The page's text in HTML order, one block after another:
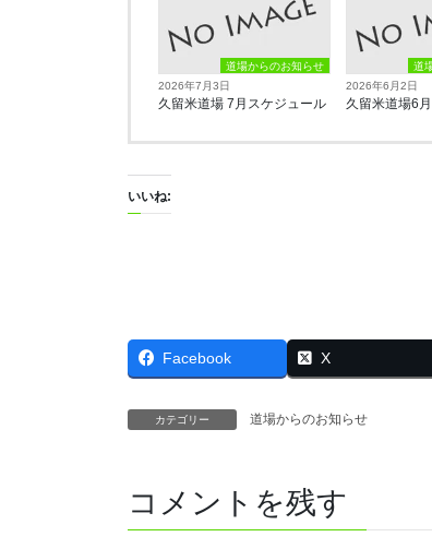
道場からのお知らせ
2026年7月3日
久留米道場 7月スケジュール
道
2026年6月2日
久留米道場6
いいね:
Facebook X
カテゴリー 道場からのお知らせ
コメントを残す